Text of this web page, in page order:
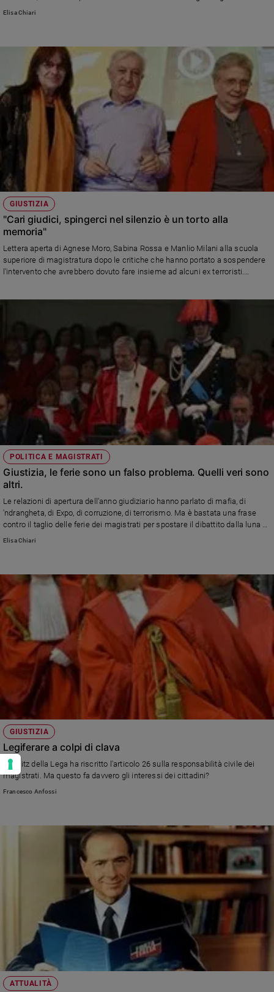
Elisa Chiari
GIUSTIZIA
"Cari giudici, spingerci nel silenzio è un torto alla
memoria"
Lettera aperta di Agnese Moro, Sabina Rossa e Manlio Milani alla scuola
superiore di magistratura dopo le critiche che hanno portato a sospendere
l'intervento che avrebbero dovuto fare insieme ad alcuni ex terroristi.
POLITICA E MAGISTRATI
Giustizia, le ferie sono un falso problema. Quelli veri sono
altri.
Le relazioni di apertura dell'anno giudiziario hanno parlato di mafia, di
'ndrangheta, di Expo, di corruzione, di terrorismo. Ma è bastata una frase
contro il taglio delle ferie dei magistrati per spostare il dibattito dalla luna al
dito.
Elisa Chiari
GIUSTIZIA
Legiferare a colpi di clava
Un blitz della Lega ha riscritto l'articolo 26 sulla responsabilità civile dei
magistrati. Ma questo fa davvero gli interessi dei cittadini?
Francesco Anfossi
ATTUALITÀ